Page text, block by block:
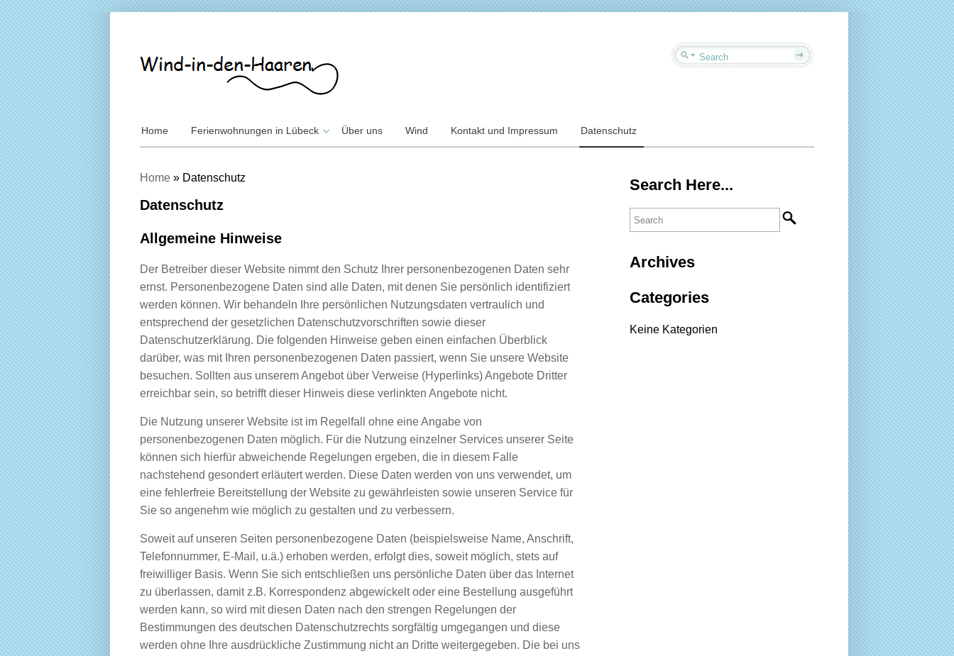
Home Ferienwohnungen in Lübeck Über uns Wind Kontakt und Impressum Datenschutz
Home » Datenschutz
Datenschutz
Allgemeine Hinweise
Der Betreiber dieser Website nimmt den Schutz Ihrer personenbezogenen Daten sehr
ernst. Personenbezogene Daten sind alle Daten, mit denen Sie persönlich identifiziert
werden können. Wir behandeln Ihre persönlichen Nutzungsdaten vertraulich und
entsprechend der gesetzlichen Datenschutzvorschriften sowie dieser
Datenschutzerklärung. Die folgenden Hinweise geben einen einfachen Überblick
darüber, was mit Ihren personenbezogenen Daten passiert, wenn Sie unsere Website
besuchen. Sollten aus unserem Angebot über Verweise (Hyperlinks) Angebote Dritter
erreichbar sein, so betrifft dieser Hinweis diese verlinkten Angebote nicht.
Die Nutzung unserer Website ist im Regelfall ohne eine Angabe von
personenbezogenen Daten möglich. Für die Nutzung einzelner Services unserer Seite
können sich hierfür abweichende Regelungen ergeben, die in diesem Falle
nachstehend gesondert erläutert werden. Diese Daten werden von uns verwendet, um
eine fehlerfreie Bereitstellung der Website zu gewährleisten sowie unseren Service für
Sie so angenehm wie möglich zu gestalten und zu verbessern.
Soweit auf unseren Seiten personenbezogene Daten (beispielsweise Name, Anschrift,
Telefonnummer, E-Mail, u.ä.) erhoben werden, erfolgt dies, soweit möglich, stets auf
freiwilliger Basis. Wenn Sie sich entschließen uns persönliche Daten über das Internet
zu überlassen, damit z.B. Korrespondenz abgewickelt oder eine Bestellung ausgeführt
werden kann, so wird mit diesen Daten nach den strengen Regelungen der
Bestimmungen des deutschen Datenschutzrechts sorgfältig umgegangen und diese
werden ohne Ihre ausdrückliche Zustimmung nicht an Dritte weitergegeben. Die bei uns
Search Here...
Archives
Categories
Keine Kategorien